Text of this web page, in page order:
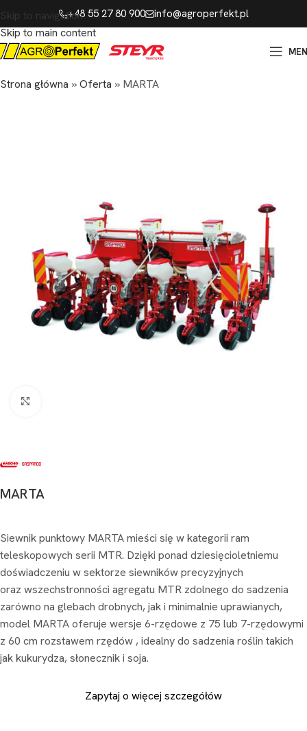
Skip to navigation
Skip to main content
+48 55 27 80 900 info@agroperfekt.pl
Strona główna »Oferta » MARTA
MARTA
Siewnik punktowy MARTA mieści się w kategorii ram
teleskopowych serii MTR. Dzięki ponad dziesięcioletniemu
doświadczeniu w sektorze siewników precyzyjnych
oraz wszechstronności agregatu MTR zdolnego do sadzenia
zarówno na glebach drobnych, jak i minimalnie uprawianych,
model MARTA oferuje wersje 6-rzędowe z 75 lub 7-rzędowymi
z 60 cm rozstawem rzędów , idealny do sadzenia roślin takich
jak kukurydza, słonecznik i soja.
Zapytaj o więcej szczegółów